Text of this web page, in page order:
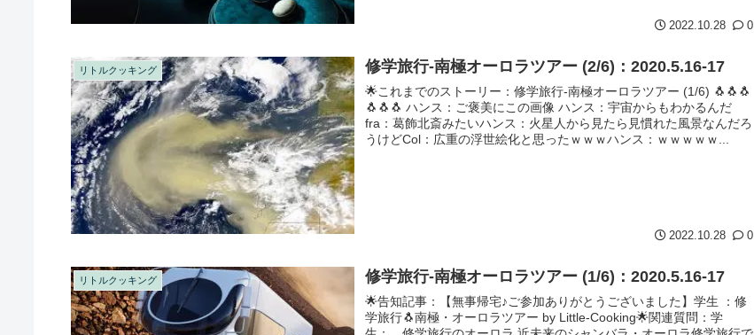
2022.10.28 0
リトルクッキング 修学旅行-南極オーロラツアー (2/6)：2020.5.16-17
🌟これまでのストーリー：修学旅行-南極オーロラツアー (1/6) 🐧🐧🐧
🐧🐧🐧 ハンス：ご褒美にこの画像 ハンス：宇宙からもわかるんだ
fra：葛飾北斎みたいハンス：火星人から見たら見慣れた風景なんだろ
うけどCol：広重の浮世絵化と思ったｗｗｗハンス：ｗｗｗｗｗ...
2022.10.28 0
リトルクッキング 修学旅行-南極オーロラツアー (1/6)：2020.5.16-17
🌟告知記事：【無事帰宅♪ご参加ありがとうございました】学生 ：修
学旅行🐧南極・オーロラツアー by Little-Cooking🌟関連質問：学